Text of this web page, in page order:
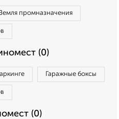
промназначения
(0)
Гаражные боксы
(0)